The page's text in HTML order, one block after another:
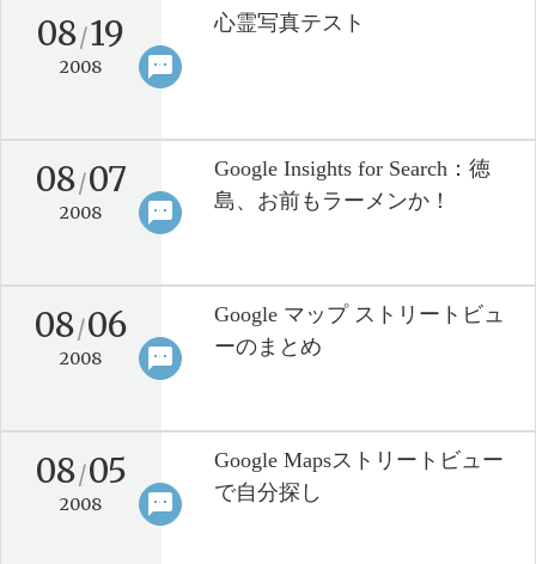
sms
08/19
2008
心霊写真テスト
keyboard_arrow_right
sms
08/07
2008
Google Insights for Search：徳
島、お前もラーメンか！
keyboard_arrow_right
sms
08/06
2008
Google マップ ストリートビュ
ーのまとめ
keyboard_arrow_right
sms
08/05
2008
Google Mapsストリートビュー
で自分探し
keyboard_arrow_right